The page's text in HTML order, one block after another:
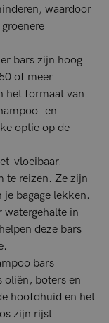
waardoor
bars zijn hoog
of meer
het formaat van
en
optie op de
vloeibaar.
te reizen. Ze zijn
bagage lekken.
watergehalte in
deze bars
bars
oliën, boters en
hoofdhuid en het
zijn rijst